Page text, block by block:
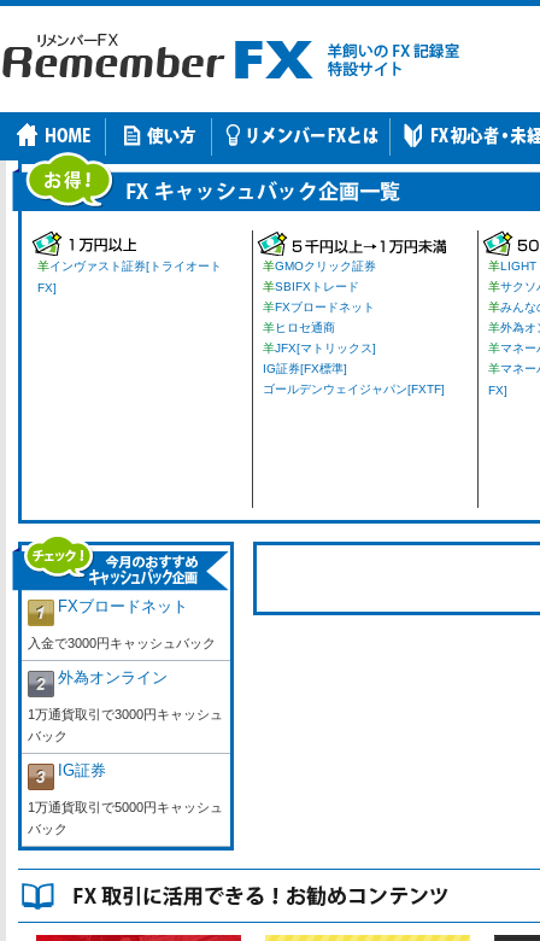
羊インヴァスト証券[トライオート
FX]
羊GMOクリック証券
羊SBIFXトレード
羊FXブロードネット
羊ヒロセ通商
羊JFX[マトリックス]
IG証券[FX標準]
ゴールデンウェイジャパン[FXTF]
羊LIGHT
羊サクソ
羊みんな
羊外為オ
羊マネー
羊マネー
FX]
FXブロードネット
入金で3000円キャッシュバック
外為オンライン
1万通貨取引で3000円キャッシュ
バック
IG証券
1万通貨取引で5000円キャッシュ
バック